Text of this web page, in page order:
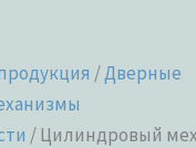
/Дверные
/ Цилиндровый